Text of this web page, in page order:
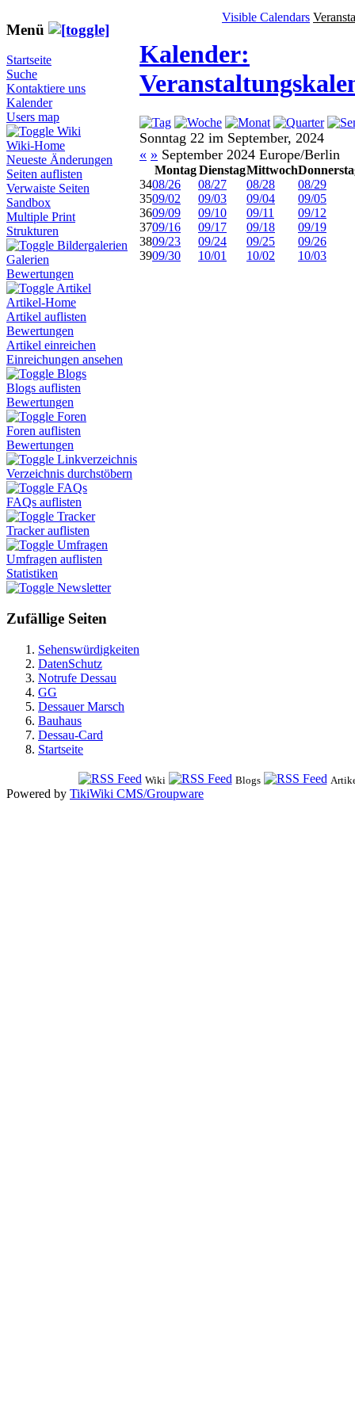
Menü
Startseite
Suche
Kontaktiere uns
Kalender
Users map
Wiki
Wiki-Home
Neueste Änderungen
Seiten auflisten
Verwaiste Seiten
Sandbox
Multiple Print
Strukturen
Bildergalerien
Galerien
Bewertungen
Artikel
Artikel-Home
Artikel auflisten
Bewertungen
Artikel einreichen
Einreichungen ansehen
Blogs
Blogs auflisten
Bewertungen
Foren
Foren auflisten
Bewertungen
Linkverzeichnis
Verzeichnis durchstöbern
FAQs
FAQs auflisten
Tracker
Tracker auflisten
Umfragen
Umfragen auflisten
Statistiken
Newsletter
Zufällige Seiten
Sehenswürdigkeiten
DatenSchutz
Notrufe Dessau
GG
Dessauer Marsch
Bauhaus
Dessau-Card
Startseite
Visible Calendars
Kalender:
Sonntag 22 im September, 2024
« » September 2024 Europe/Berlin
Montag DienstagMittwoch
3408/26 08/27 08/28
08/29
3509/02 09/03 09/04
09/05
3609/09 09/10 09/11
09/12
3709/16 09/17 09/18
09/19
3809/23 09/24 09/25
09/26
3909/30 10/01 10/02 10/03
Wiki Blogs
Powered by TikiWiki CMS/Groupware